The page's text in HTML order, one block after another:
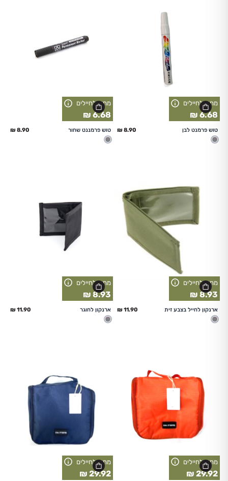
מחיר לחיילים
6.68 ₪
טוש פרמנט לבן
מעורב
החל מ
מחיר לחיילים
6.68 ₪
טוש פרמננט שחור
מעורב
החל מ
מחיר לחיילים
8.93 ₪
ארנקון לחייל בצבע זית
מעורב
החל מ
מחיר לחיילים
8.93 ₪
ארנקון לחוגר
מעורב
החל מ
מחיר לחיילים
29.92 ₪
מחיר לחיילים
29.92 ₪